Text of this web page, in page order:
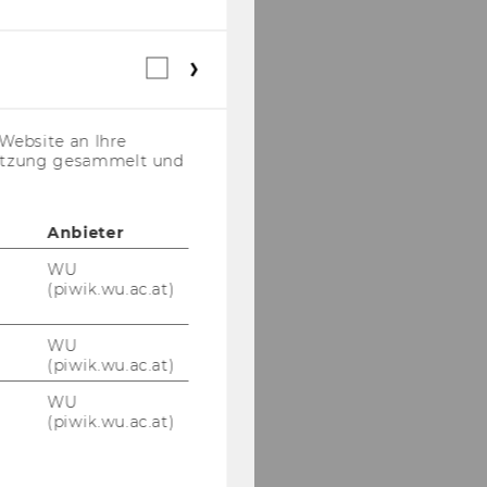
Ivan Lazarov, PhD, LL.M.
LL.M
Na Li, PhD, LL.M., LL.B.
BA
Monique Malan, PhD,
LL.M.
Webstatistik
an Ihre
gesammelt und
Anbieter
WU
(piwik.wu.ac.at)
WU
(piwik.wu.ac.at)
WU
(piwik.wu.ac.at)